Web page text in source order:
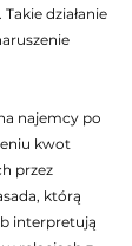
działanie
najemcy po
kwot
przez
którą
interpretują